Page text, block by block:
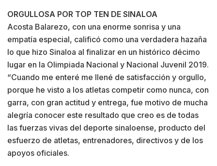
ORGULLOSA POR TOP TEN DE SINALOA
Acosta Balarezo, con una enorme sonrisa y una
empatía especial, calificó como una verdadera hazaña
lo que hizo Sinaloa al finalizar en un histórico décimo
lugar en la Olimpiada Nacional y Nacional Juvenil 2019.
“Cuando me enteré me llené de satisfacción y orgullo,
porque he visto a los atletas competir como nunca, con
garra, con gran actitud y entrega, fue motivo de mucha
alegría conocer este resultado que creo es de todas
las fuerzas vivas del deporte sinaloense, producto del
esfuerzo de atletas, entrenadores, directivos y de los
apoyos oficiales.